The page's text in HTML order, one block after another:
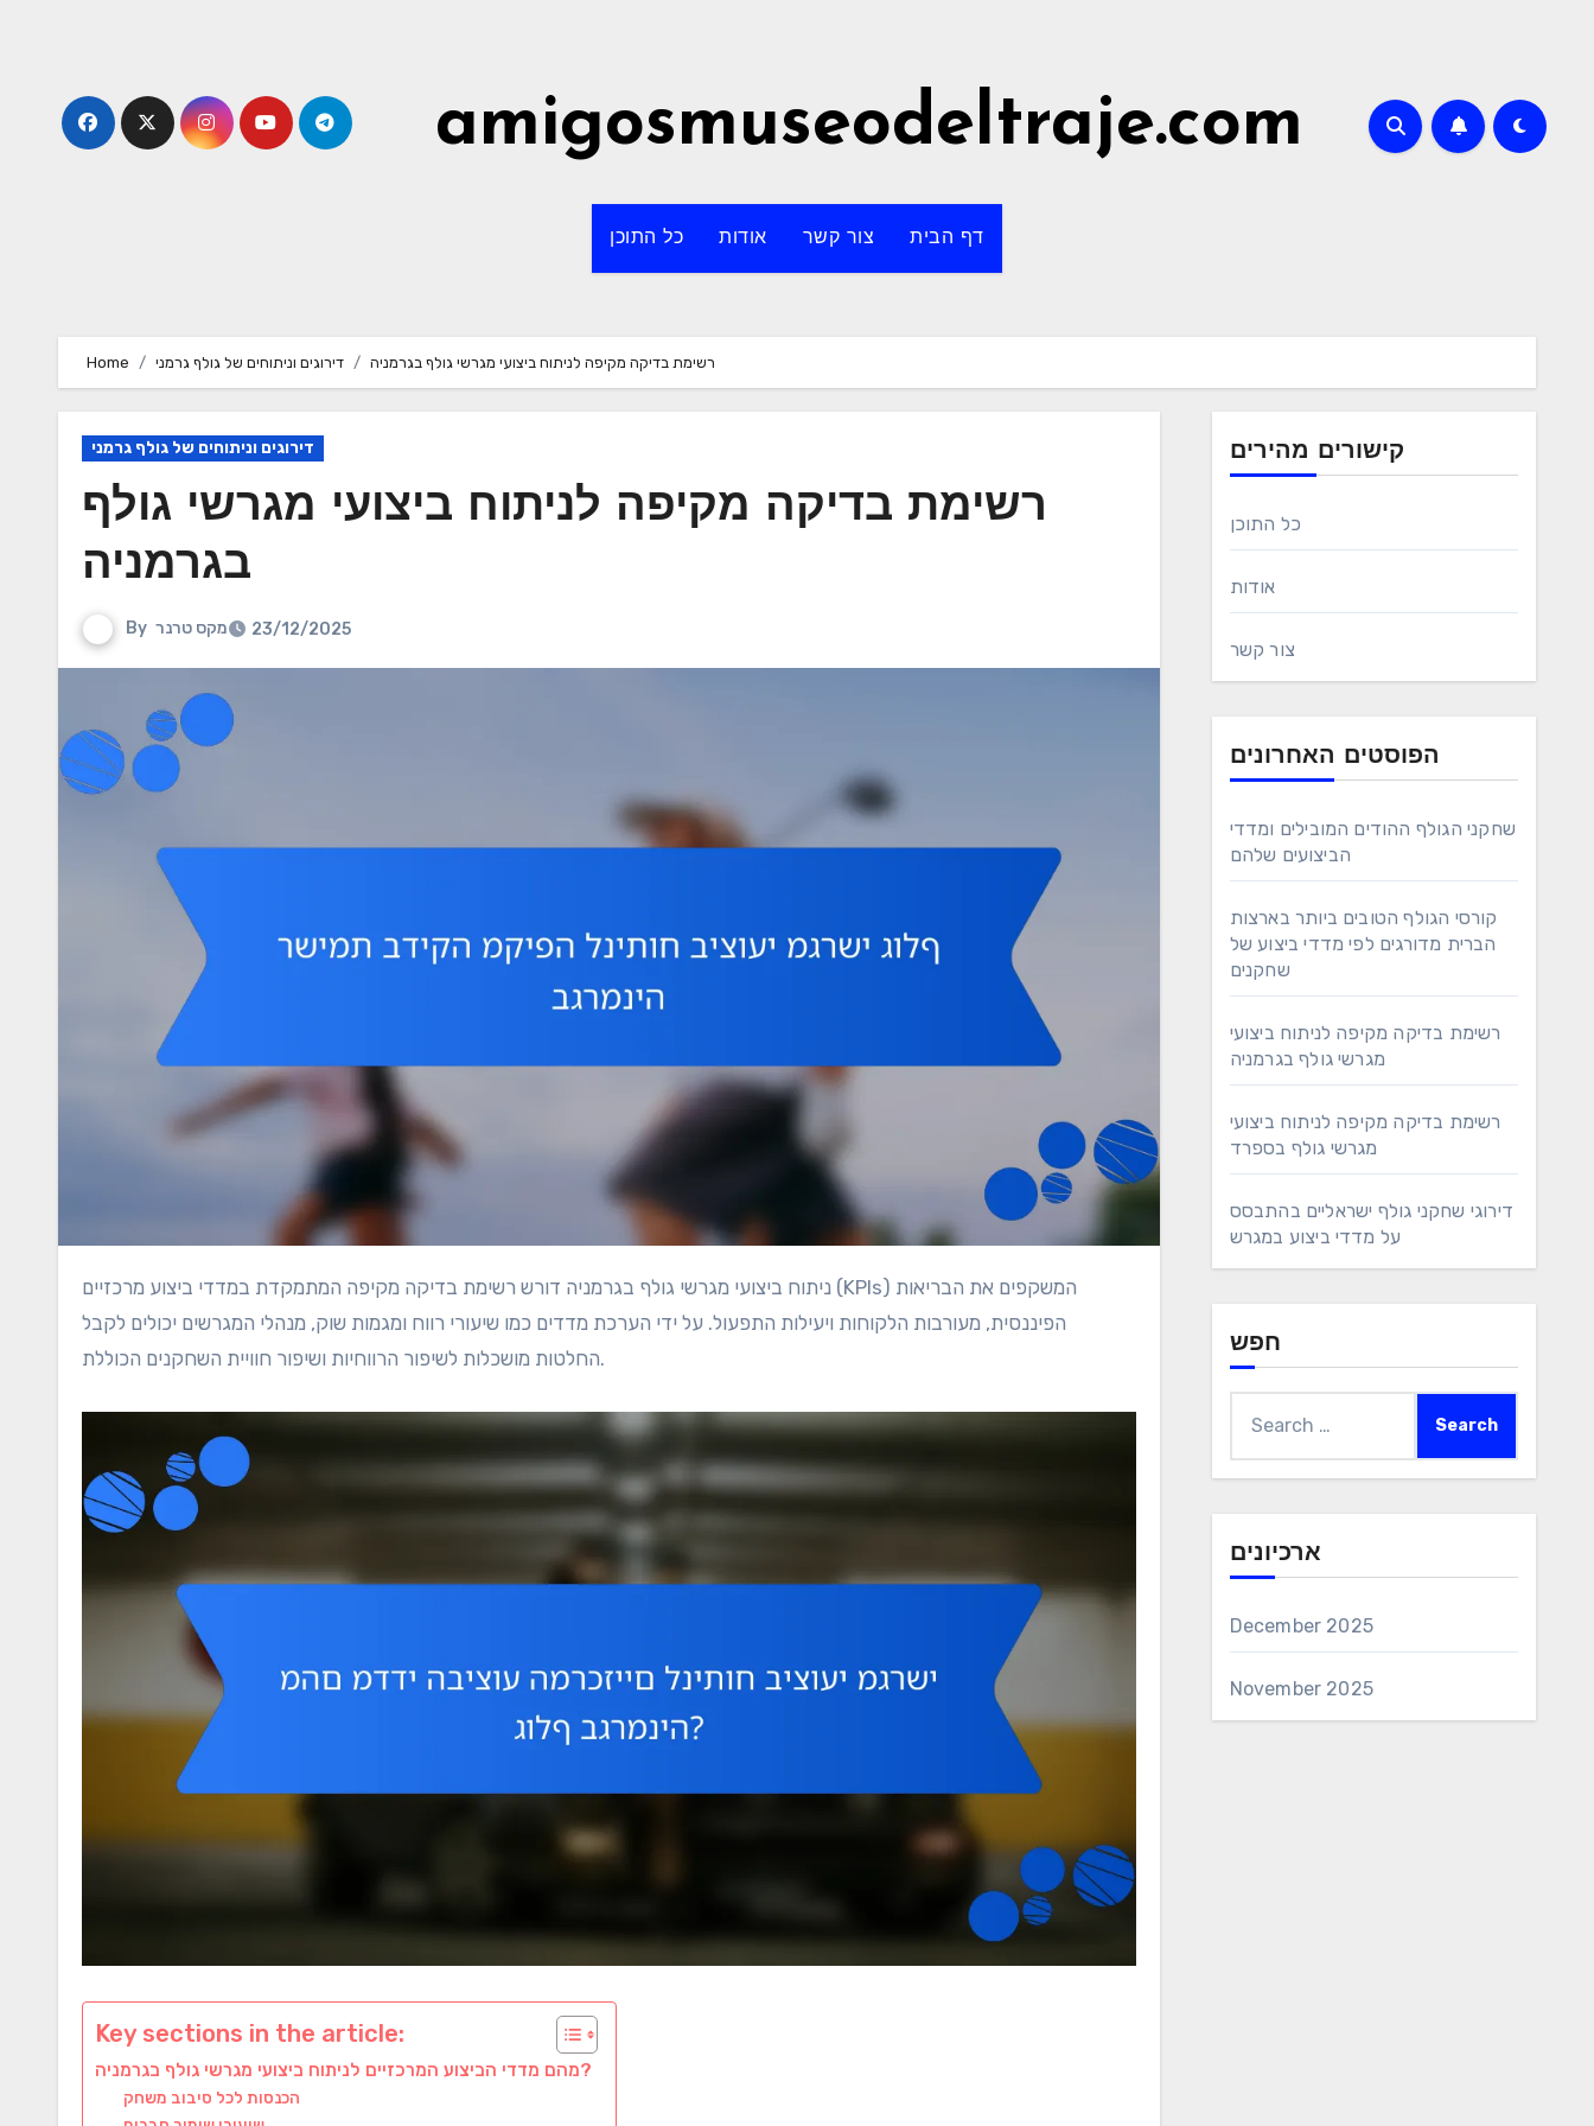
amigosmuseodeltraje.com
כל התוכן אודות צור קשר דף הבית
Home דירוגים וניתוחים של גולף גרמני רשימת בדיקה מקיפה לניתוח ביצועי מגרשי גולף בגרמניה
דירוגים וניתוחים של גולף גרמני
רשימת בדיקה מקיפה לניתוח ביצועי מגרשי גולף
בגרמניה
By מקס טרנר 23/12/2025
ניתוח ביצועי מגרשי גולף בגרמניה דורש רשימת בדיקה מקיפה המתמקדת במדדי ביצוע מרכזיים (KPIs) המשקפים את הבריאות
הפיננסית, מעורבות הלקוחות ויעילות התפעול. על ידי הערכת מדדים כמו שיעורי רווח ומגמות שוק, מנהלי המגרשים יכולים לקבל
החלטות מושכלות לשיפור הרווחיות ושיפור חוויית השחקנים הכוללת.
Key sections in the article:
מהם מדדי הביצוע המרכזיים לניתוח ביצועי מגרשי גולף בגרמניה?
הכנסות לכל סיבוב משחק
קישורים מהירים
כל התוכן
אודות
צור קשר
הפוסטים האחרונים
שחקני הגולף ההודים המובילים ומדדי
הביצועים שלהם
קורסי הגולף הטובים ביותר בארצות
הברית מדורגים לפי מדדי ביצוע של
שחקנים
רשימת בדיקה מקיפה לניתוח ביצועי
מגרשי גולף בגרמניה
רשימת בדיקה מקיפה לניתוח ביצועי
מגרשי גולף בספרד
דירוגי שחקני גולף ישראליים בהתבסס
על מדדי ביצוע במגרש
חפש
for:
ארכיונים
December 2025
November 2025